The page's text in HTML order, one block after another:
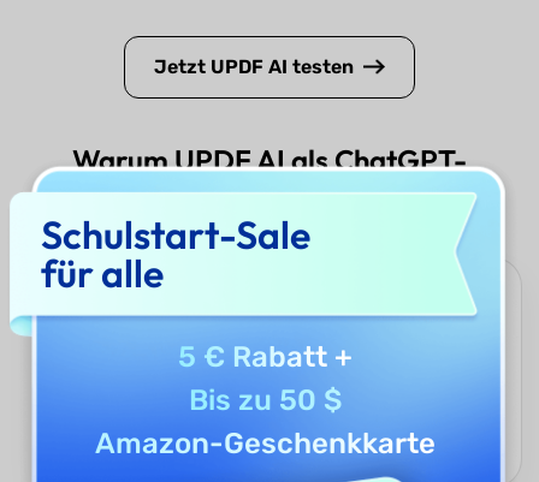
Jetzt UPDF AI testen
Warum UPDF AI als ChatGPT-
Alternative nutzen?
und PDF-Chat bis hin zu Bildanalyse und PDF-zu-Mindmap-
wie Deep Research und Paper Search und ist damit die beste
Aufgaben.
Schulstart-Sale
für alle
5 € Rabatt+
Bis zu 50 $
Amazon-Geschenkkarte